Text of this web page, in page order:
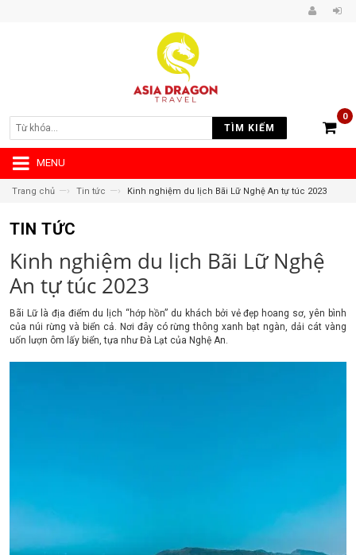
TÌM KIẾM
0
MENU
Trang chủ —› Tin tức —› Kinh nghiệm du lịch Bãi Lữ Nghệ An tự túc 2023
TIN TỨC
Kinh nghiệm du lịch Bãi Lữ Nghệ
An tự túc 2023
Bãi Lữ là địa điểm du lịch “hớp hồn” du khách bởi vẻ đẹp hoang sơ, yên bình
của núi rừng và biển cả. Nơi đây có rừng thông xanh bạt ngàn, dải cát vàng
uốn lượn ôm lấy biển, tựa như Đà Lạt của Nghệ An.